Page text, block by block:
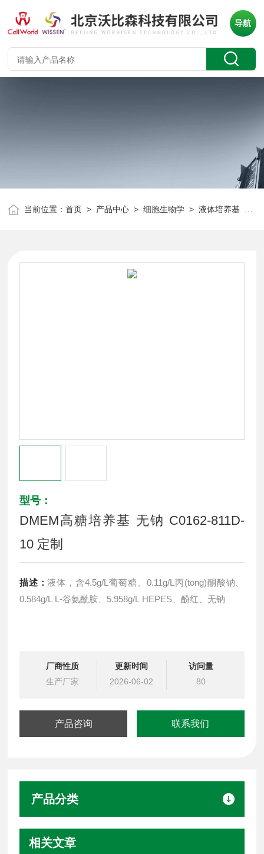
导航
当前位置：首页 > 产品中心 >细胞生物学 >液体培养基
型号：
DMEM高糖培养基 无钠 C0162-811D-
10 定制
描述：液体，含4.5g/L葡萄糖、0.11g/L丙(tong)酮酸钠、
0.584g/L L-谷氨酰胺、5.958g/L HEPES、酚红、无钠
厂商性质
生产厂家
更新时间
2026-06-02
访问量
80
产品咨询 联系我们
产品分类
相关文章